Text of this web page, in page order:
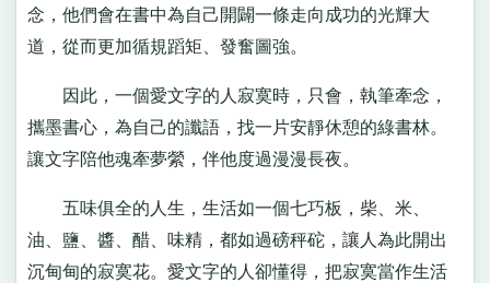
念，他們會在書中為自己開闢一條走向成功的光輝大
道，從而更加循規蹈矩、發奮圖強。
因此，一個愛文字的人寂寞時，只會，執筆牽念，
攜墨書心，為自己的讖語，找一片安靜休憩的綠書林。
讓文字陪他魂牽夢縈，伴他度過漫漫長夜。
五味俱全的人生，生活如一個七巧板，柴、米、
油、鹽、醬、醋、味精，都如過磅秤砣，讓人為此開出
沉甸甸的寂寞花。愛文字的人卻懂得，把寂寞當作生活